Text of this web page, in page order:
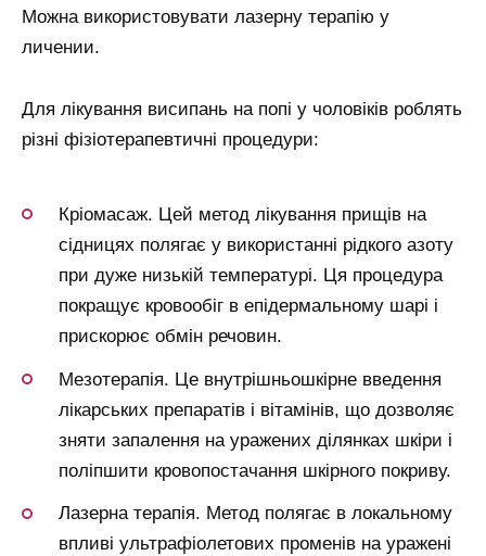
Можна використовувати лазерну терапію у
личении.
Для лікування висипань на попі у чоловіків роблять
різні фізіотерапевтичні процедури:
Кріомасаж. Цей метод лікування прищів на
сідницях полягає у використанні рідкого азоту
при дуже низькій температурі. Ця процедура
покращує кровообіг в епідермальному шарі і
прискорює обмін речовин.
Мезотерапія. Це внутрішньошкірне введення
лікарських препаратів і вітамінів, що дозволяє
зняти запалення на уражених ділянках шкіри і
поліпшити кровопостачання шкірного покриву.
Лазерна терапія. Метод полягає в локальному
впливі ультрафіолетових променів на уражені